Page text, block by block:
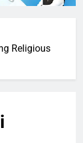
Religious